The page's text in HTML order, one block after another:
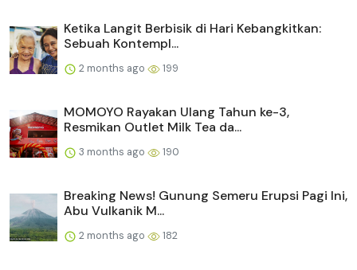
Ketika Langit Berbisik di Hari Kebangkitkan:
Sebuah Kontempl...
2 months ago 199
MOMOYO Rayakan Ulang Tahun ke-3,
Resmikan Outlet Milk Tea da...
3 months ago 190
Breaking News! Gunung Semeru Erupsi Pagi Ini,
Abu Vulkanik M...
2 months ago 182